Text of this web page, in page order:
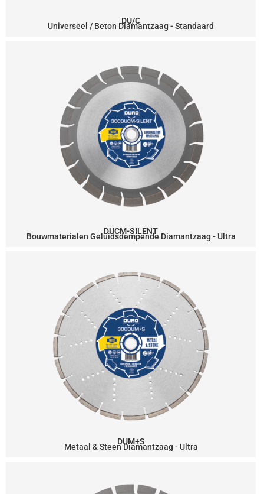
DU/C
Universeel / Beton Diamantzaag - Standaard
DUCM-SILENT
Bouwmaterialen Geluidsdempende Diamantzaag - Ultra
DUM+S
Metaal & Steen Diamantzaag - Ultra